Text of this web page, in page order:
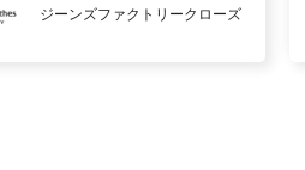
ジーンズファクトリークローズ